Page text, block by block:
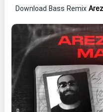
Download Bass Remix